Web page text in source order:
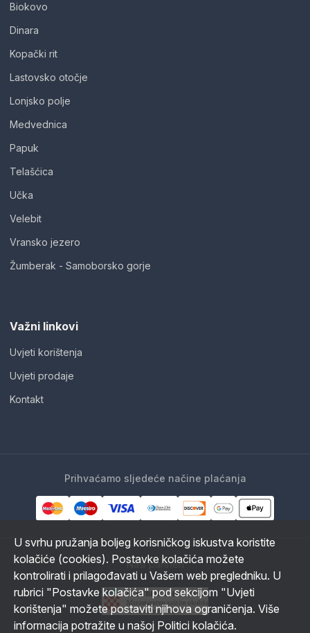
Biokovo
Dinara
Kopački rit
Lastovsko otočje
Lonjsko polje
Medvednica
Papuk
Telašćica
Učka
Velebit
Vransko jezero
Žumberak - Samoborsko gorje
Važni linkovi
Uvjeti korištenja
Uvjeti prodaje
Kontakt
Prihvaćamo sljedeće načine plaćanja
Naši partneri
U svrhu pružanja boljeg korisničkog iskustva koristite
kolačiće (cookies). Postavke kolačića možete
kontrolirati i prilagođavati u Vašem web pregledniku. U
rubrici "Postavke kolačića" pod sekcijom "Uvjeti
korištenja" možete postaviti njihova ograničenja. Više
informacija potražite u našoj Politici kolačića.